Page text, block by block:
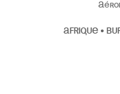
AFRIQUE •